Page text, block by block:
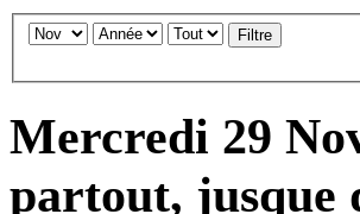
Filtre
Mercredi 29
partout, jusque